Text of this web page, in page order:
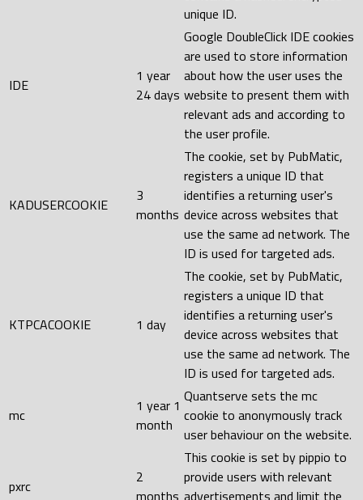
unique ID.
IDE
1 year
24 days
Google DoubleClick IDE cookies
are used to store information
about how the user uses the
website to present them with
relevant ads and according to
the user profile.
KADUSERCOOKIE
3
months
The cookie, set by PubMatic,
registers a unique ID that
identifies a returning user's
device across websites that
use the same ad network. The
ID is used for targeted ads.
KTPCACOOKIE 1 day
The cookie, set by PubMatic,
registers a unique ID that
identifies a returning user's
device across websites that
use the same ad network. The
ID is used for targeted ads.
mc
1 year 1
month
Quantserve sets the mc
cookie to anonymously track
user behaviour on the website.
pxrc
2
months
This cookie is set by pippio to
provide users with relevant
advertisements and limit the